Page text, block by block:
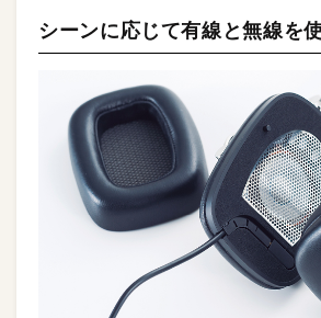
シーンに応じて有線と無線を